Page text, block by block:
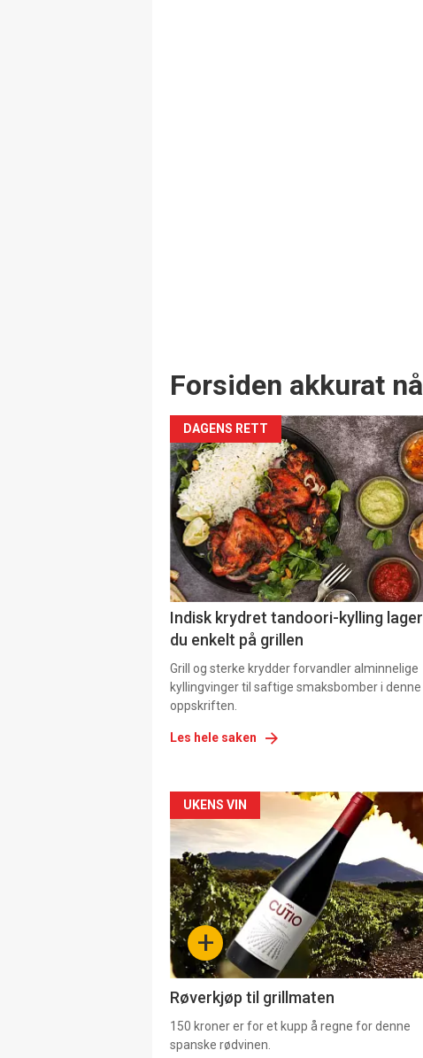
Forsiden akkurat nå
DAGENS RETT
Indisk krydret tandoori-kylling lager
du enkelt på grillen
Grill og sterke krydder forvandler alminnelige
kyllingvinger til saftige smaksbomber i denne
oppskriften.
Les hele saken
Forsiden
akkurat
nå
-
4 +
UKENS VIN
Røverkjøp til grillmaten
150 kroner er for et kupp å regne for denne
spanske rødvinen.